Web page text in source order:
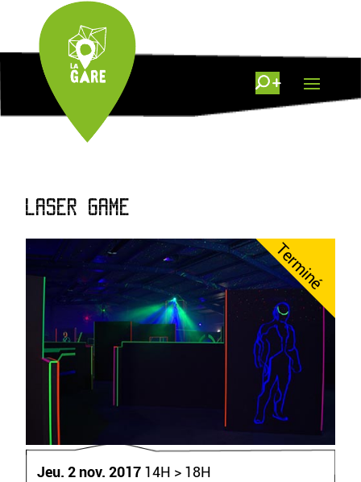
LASER GAME
Terminé
Jeu. 2 nov. 2017 14H > 18H